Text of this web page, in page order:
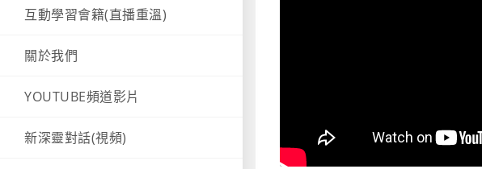
互動學習會籍(直播重溫)
關於我們
YOUTUBE頻道影片
新深靈對話(視頻)